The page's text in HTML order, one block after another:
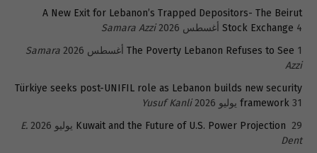
A New Exit for Lebanon’s Trapped Depositors- The Beirut
Stock Exchange 4 أغسطس 2026
Samara Azzi
The Poverty Lebanon Refuses to See 1 أغسطس 2026
Samara
Azzi
Türkiye seeks post-UNIFIL role as Lebanon builds new security
framework 31 يوليو 2026
Yusuf Kanli
Kuwait and the Future of U.S. Power Projection 29 يوليو 2026
E.
Dent